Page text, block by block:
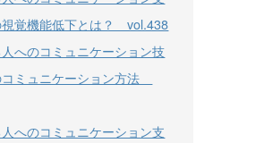
視覚機能低下とは？ vol.438
へのコミュニケーション技
ミュニケーション方法
へのコミュニケーション支